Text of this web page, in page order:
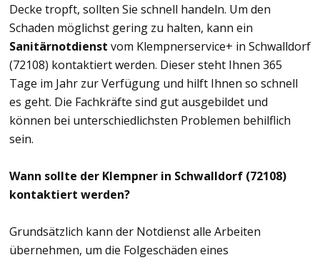
Decke tropft, sollten Sie schnell handeln. Um den
Schaden möglichst gering zu halten, kann ein
Sanitärnotdienst vom Klempnerservice+ in Schwalldorf
(72108) kontaktiert werden. Dieser steht Ihnen 365
Tage im Jahr zur Verfügung und hilft Ihnen so schnell
es geht. Die Fachkräfte sind gut ausgebildet und
können bei unterschiedlichsten Problemen behilflich
sein.
Wann sollte der Klempner in Schwalldorf (72108)
kontaktiert werden?
Grundsätzlich kann der Notdienst alle Arbeiten
übernehmen, um die Folgeschäden eines